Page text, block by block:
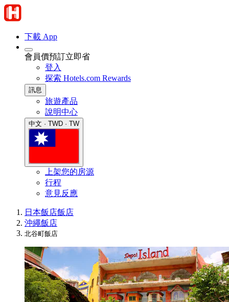
下載 App
會員價預訂立即省
登入
探索 Hotels.com Rewards
訊息
旅遊產品
說明中心
中文 · TWD · TW
上架您的房源
行程
意見反應
日本飯店飯店
沖繩飯店
北谷町飯店